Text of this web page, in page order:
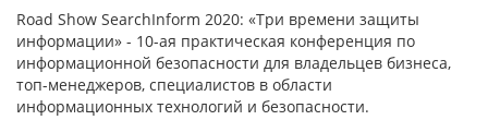
Road Show SearchInform 2020: «Три времени защиты
информации» - 10-ая практическая конференция по
информационной безопасности для владельцев бизнеса,
топ-менеджеров, специалистов в области
информационных технологий и безопасности.